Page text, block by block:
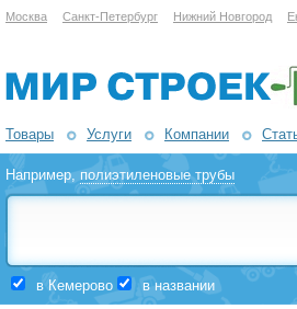
Москва Санкт-Петербург Нижний Новгород
Товары Услуги Компании
Например,полиэтиленовые трубы
в Кемерово в названии